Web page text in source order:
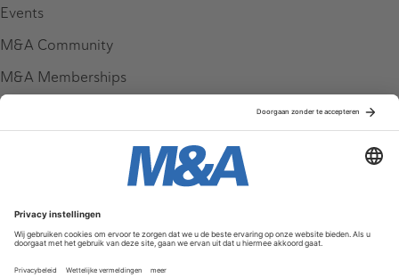
Events
M&A Community
M&A Memberships
Service & Contact
Contact